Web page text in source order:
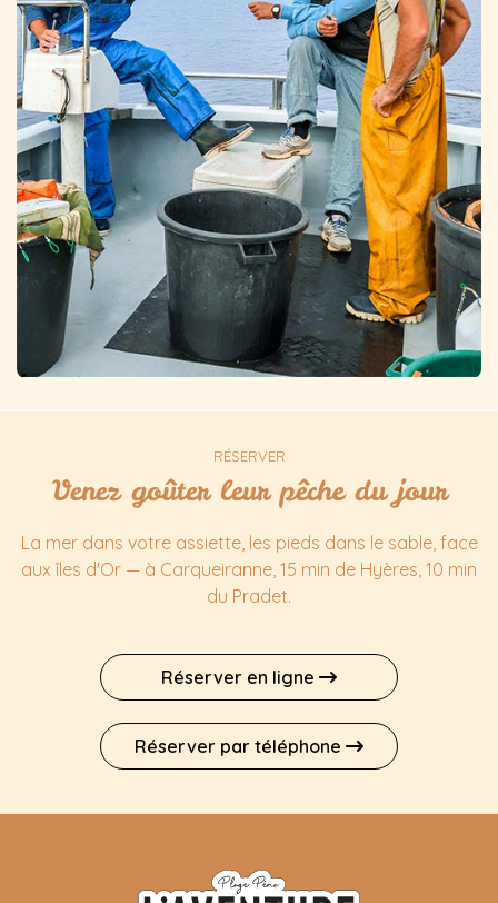
RÉSERVER
Venez goûter leur pêche du jour
La mer dans votre assiette, les pieds dans le sable, face
aux îles d'Or — à Carqueiranne, 15 min de Hyères, 10 min
du Pradet.
Réserver en ligne
Réserver par téléphone